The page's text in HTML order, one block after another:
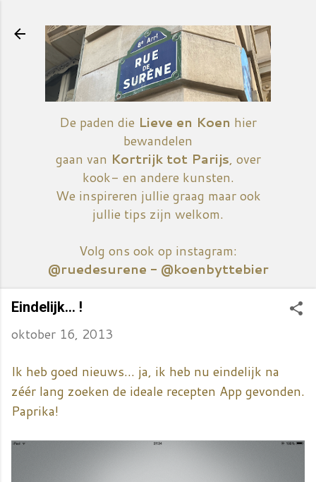
De paden die Lieve en Koen hier
bewandelen
gaan van Kortrijk tot Parijs, over
kook- en andere kunsten.
We inspireren jullie graag maar ook
jullie tips zijn welkom.
Volg ons ook op instagram:
@ruedesurene - @koenbyttebier
Eindelijk... !
oktober 16, 2013
Ik heb goed nieuws... ja, ik heb nu eindelijk na
zéér lang zoeken de ideale recepten App gevonden.
Paprika!